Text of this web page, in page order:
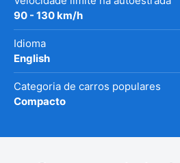
90 - 130 km/h
Idioma
English
Categoria de carros populares
Compacto